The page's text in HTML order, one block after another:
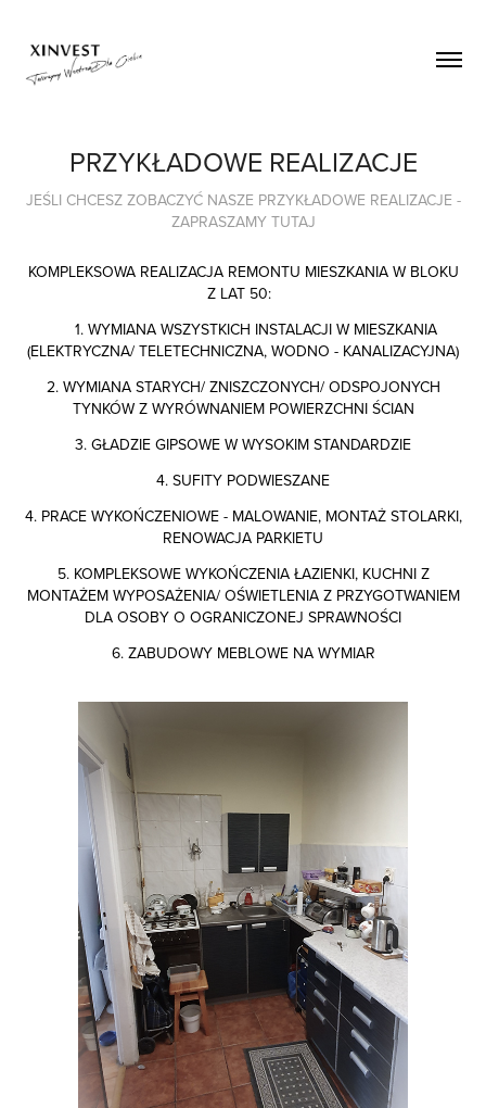
PRZYKŁADOWE REALIZACJE
JEŚLI CHCESZ ZOBACZYĆ NASZE PRZYKŁADOWE REALIZACJE -
ZAPRASZAMY TUTAJ
KOMPLEKSOWA REALIZACJA REMONTU MIESZKANIA W BLOKU
Z LAT 50:
1. WYMIANA WSZYSTKICH INSTALACJI W MIESZKANIA
(ELEKTRYCZNA/ TELETECHNICZNA, WODNO - KANALIZACYJNA)
2. WYMIANA STARYCH/ ZNISZCZONYCH/ ODSPOJONYCH
TYNKÓW Z WYRÓWNANIEM POWIERZCHNI ŚCIAN
3. GŁADZIE GIPSOWE W WYSOKIM STANDARDZIE
4. SUFITY PODWIESZANE
4. PRACE WYKOŃCZENIOWE - MALOWANIE, MONTAŻ STOLARKI,
RENOWACJA PARKIETU
5. KOMPLEKSOWE WYKOŃCZENIA ŁAZIENKI, KUCHNI Z
MONTAŻEM WYPOSAŻENIA/ OŚWIETLENIA Z PRZYGOTWANIEM
DLA OSOBY O OGRANICZONEJ SPRAWNOŚCI
6. ZABUDOWY MEBLOWE NA WYMIAR